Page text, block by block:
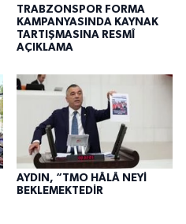
TRABZONSPOR FORMA
KAMPANYASINDA KAYNAK
TARTIŞMASINA RESMÎ
AÇIKLAMA
AYDIN, “TMO HÂLÂ NEYİ
BEKLEMEKTEDİR